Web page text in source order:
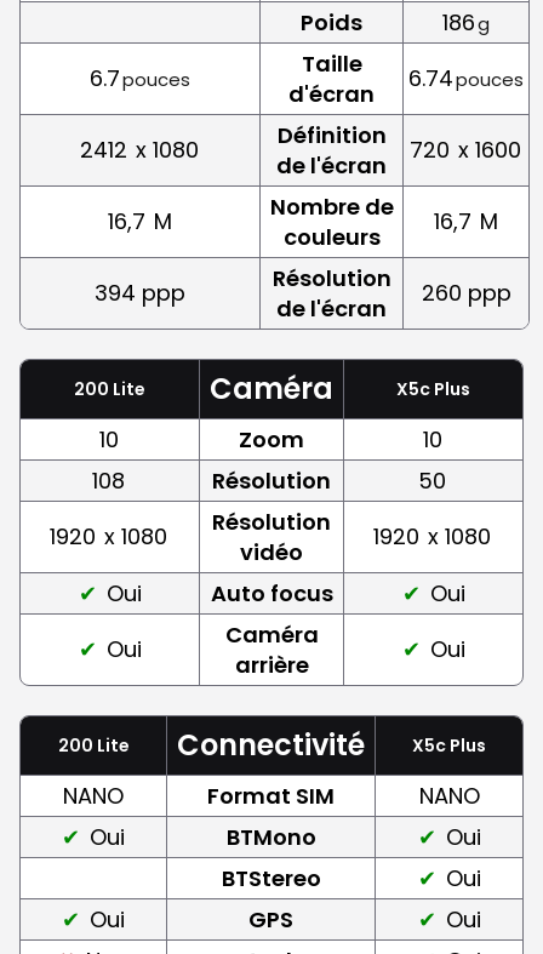
Poids 186g
6.7pouces
Taille
d'écran
6.74pouces
2412 x 1080
Définition
de l'écran
720 x 1600
16,7 M
Nombre de
couleurs
16,7 M
394 ppp
Résolution
de l'écran
260 ppp
200 Lite Caméra X5c Plus
10 Zoom
10
108
Résolution
50
1920 x 1080
Résolution
vidéo
1920 x 1080
Oui
Auto focus
Oui
Oui
Caméra
arrière
Oui
200 Lite Connectivité X5c Plus
NANO Format SIM
NANO
Oui
BTMono
Oui
BTStereo
Oui
Oui
GPS
Oui